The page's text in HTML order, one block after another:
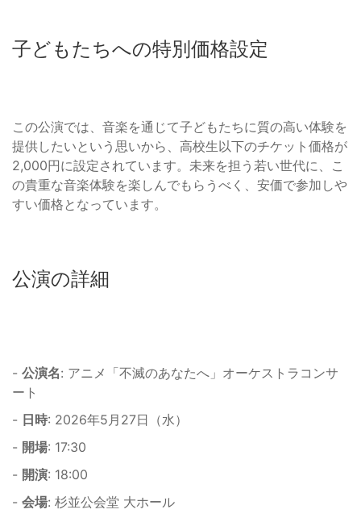
子どもたちへの特別価格設定
この公演では、音楽を通じて子どもたちに質の高い体験を
提供したいという思いから、高校生以下のチケット価格が
2,000円に設定されています。未来を担う若い世代に、こ
の貴重な音楽体験を楽しんでもらうべく、安価で参加しや
すい価格となっています。
公演の詳細
- 公演名: アニメ「不滅のあなたへ」オーケストラコンサ
ート
- 日時: 2026年5月27日（水）
- 開場: 17:30
- 開演: 18:00
- 会場: 杉並公会堂 大ホール